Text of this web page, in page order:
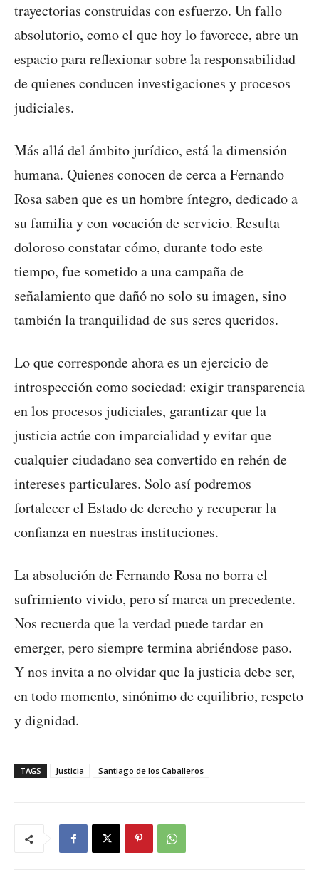
trayectorias construidas con esfuerzo. Un fallo
absolutorio, como el que hoy lo favorece, abre un
espacio para reflexionar sobre la responsabilidad
de quienes conducen investigaciones y procesos
judiciales.
Más allá del ámbito jurídico, está la dimensión
humana. Quienes conocen de cerca a Fernando
Rosa saben que es un hombre íntegro, dedicado a
su familia y con vocación de servicio. Resulta
doloroso constatar cómo, durante todo este
tiempo, fue sometido a una campaña de
señalamiento que dañó no solo su imagen, sino
también la tranquilidad de sus seres queridos.
Lo que corresponde ahora es un ejercicio de
introspección como sociedad: exigir transparencia
en los procesos judiciales, garantizar que la
justicia actúe con imparcialidad y evitar que
cualquier ciudadano sea convertido en rehén de
intereses particulares. Solo así podremos
fortalecer el Estado de derecho y recuperar la
confianza en nuestras instituciones.
La absolución de Fernando Rosa no borra el
sufrimiento vivido, pero sí marca un precedente.
Nos recuerda que la verdad puede tardar en
emerger, pero siempre termina abriéndose paso.
Y nos invita a no olvidar que la justicia debe ser,
en todo momento, sinónimo de equilibrio, respeto
y dignidad.
TAGS Justicia Santiago de los Caballeros